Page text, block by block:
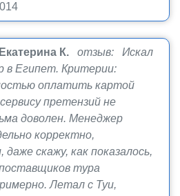
Екатерина К.
отзыв: Искал
в Египет. Критерии:
оплатить картой
претензий не
доволен. Менеджер
корректно,
скажу, как показалось,
тура
Летал с Туи,